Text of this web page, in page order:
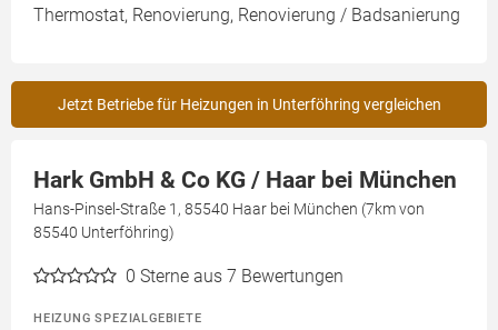
Thermostat, Renovierung, Renovierung / Badsanierung
Jetzt Betriebe für Heizungen in Unterföhring vergleichen
Hark GmbH & Co KG / Haar bei München
Hans-Pinsel-Straße 1, 85540 Haar bei München (7km von
85540 Unterföhring)
0 Sterne aus 7 Bewertungen
HEIZUNG SPEZIALGEBIETE